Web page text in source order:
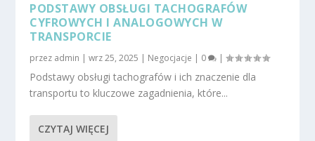
PODSTAWY OBSŁUGI TACHOGRAFÓW
CYFROWYCH I ANALOGOWYCH W
TRANSPORCIE
przez admin |wrz 25, 2025 | Negocjacje | 0 |
Podstawy obsługi tachografów i ich znaczenie dla
transportu to kluczowe zagadnienia, które...
CZYTAJ WIĘCEJ